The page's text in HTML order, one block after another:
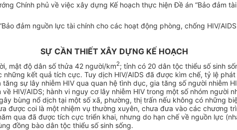
Chính phủ về việc xây dựng Kế hoạch thực hiện Đề án “Bảo đảm
đảm nguồn lực tài chính cho các hoạt động phòng, chống HIV/
SỰ CẦN THIẾT XÂY DỰNG KẾ HOẠCH
mật độ dân sốthửa 42 người/km2; tỉnh có 20 dân tộc thiểu số sinh
những kết quả tích cực. Tuy dịch HIV/AIDS đã được kìm chế, tỷ lệ phát
tăng sự lây nhiễm HIV qua quan hệ tình dục, gia tăng số người nhiễm
HIV/AIDS; hành vi nguy cơ lây nhiễm HIV trong một số nhóm người
bùng nổ dịch tại một số xã, phường, thị trấn nếu không có những
được coi là một nhiệm vụ thường xuyên, chưa đưa vào các chương
qua đã được tích cực triển khai, nhưng do hạn chế về nguồn lực
đồng bào dân tộc thiểu số sinh sống.